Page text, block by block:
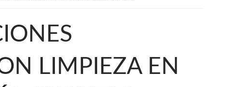
LIMPIEZA EN